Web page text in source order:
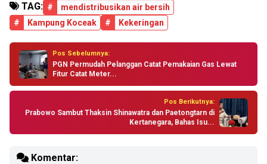
TAG: #
mendistribusikan air bersih
#
Kampung Koceak # Kekeringan
Pos Sebelumnya:
PGN Permudah Pelanggan Catat Pemakaian Gas Lewat
Fitur Catat Meter...
Pos Berikutnya:
Prabowo Sambut Thaksin Shinawatra dan Paetongtarn di
Kertanegara, Bahas Isu...
Komentar: